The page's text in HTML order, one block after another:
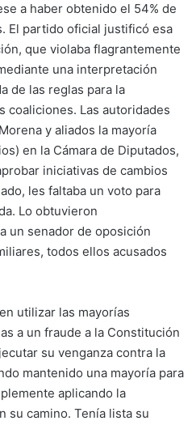
a haber obtenido el 54% de
El partido oficial justificó esa
que violaba flagrantemente
una interpretación
de las reglas para la
coaliciones. Las autoridades
y aliados la mayoría
en la Cámara de Diputados,
iniciativas de cambios
les faltaba un voto para
Lo obtuvieron
un senador de oposición
todos ellos acusados
utilizar las mayorías
a un fraude a la Constitución
su venganza contra la
mantenido una mayoría para
aplicando la
su camino. Tenía lista su